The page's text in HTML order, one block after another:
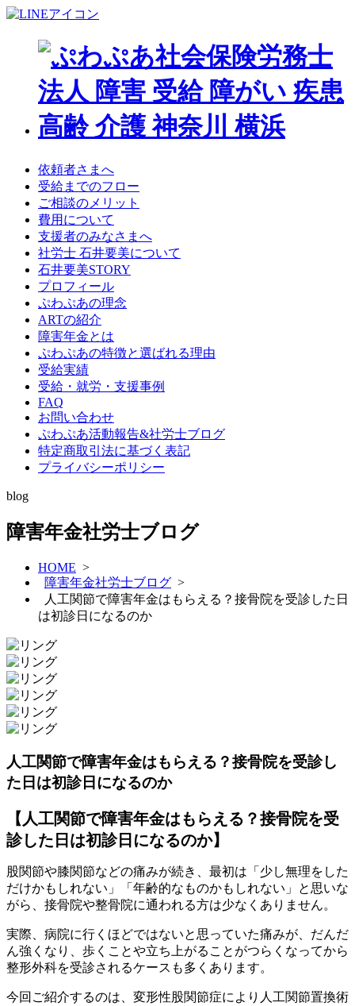
依頼者さまへ
受給までのフロー
ご相談のメリット
費用について
支援者のみなさまへ
社労士 石井要美について
石井要美STORY
プロフィール
ぷわぷあの理念
ARTの紹介
障害年金とは
ぷわぷあの特徴と選ばれる理由
受給実績
受給・就労・支援事例
FAQ
お問い合わせ
ぷわぷあ活動報告&社労士ブログ
特定商取引法に基づく表記
プライバシーポリシー
blog
障害年金社労士ブログ
HOME >
障害年金社労士ブログ >
人工関節で障害年金はもらえる？接骨院を受診した日
は初診日になるのか
人工関節で障害年金はもらえる？接骨院を受診し
た日は初診日になるのか
【人工関節で障害年金はもらえる？接骨院を受
診した日は初診日になるのか】
股関節や膝関節などの痛みが続き、最初は「少し無理をした
だけかもしれない」「年齢的なものかもしれない」と思いな
がら、接骨院や整骨院に通われる方は少なくありません。
実際、病院に行くほどではないと思っていた痛みが、だんだ
ん強くなり、歩くことや立ち上がることがつらくなってから
整形外科を受診されるケースも多くあります。
今回ご紹介するのは、変形性股関節症により人工関節置換術